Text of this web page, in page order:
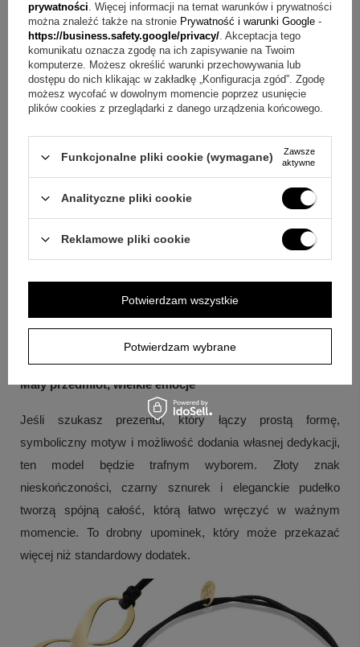
+5
odbiorze.
Pytanie:Czy to dobry prezent dla bliskiej kobiety?
Odpowiedź:Tak, w opisie wskazano, że to prezent idealny
dla żony, narzeczonej lub ukochanej dziewczyny. Symbol
Pytanie:Jakie wykończenie ma ta bransoletka?
Odpowiedź:Bransoletka łączy czarny sznurek z blaszką
nowocześnie i subtelnie.
Pytanie:Czy w zestawie jest gotowa oprawa do wręczenia?
Tak, produkt jest zapakowany w eleganckie
pudełko. To ważny element zestawu, który od razu buduje
bardziej osobisty efekt po otwarciu.
Mały przedmiot, wielkie emocje
Jeśli szukasz prezentu, który łączy prostą formę,
symboliczny motyw i możliwość dodania własnej dedykacji,
ten model będzie trafnym wyborem. Złoty znak
nieskończoności, czarny sznurek i eleganckie pudełko
tworzą spójną całość, którą łatwo wręczyć w ważnym
momencie. To drobny upominek, który może przekazać
więcej niż standardowy dodatek.
prywatności. Więcej informacji na temat warunków i prywatności
można znaleźć także na stronie Prywatność i warunki Google -
https://business.safety.google/privacy/. Akceptacja tego
komunikatu oznacza zgodę na ich zapisywanie na Twoim
komputerze. Możesz określić warunki przechowywania lub
dostępu do nich klikając w zakładkę „Konfiguracja zgód”. Zgodę
możesz wycofać w dowolnym momencie poprzez usunięcie
plików cookies z przeglądarki z danego urządzenia końcowego.
Funkcjonalne pliki cookie (wymagane)
Zawsze
aktywne
Analityczne pliki cookie
Reklamowe pliki cookie
Potwierdzam wybrane
Potwierdzam wszystkie